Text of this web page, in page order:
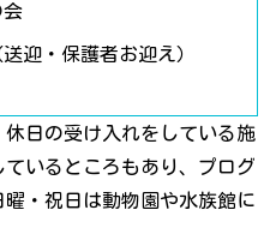
会
迎・保護者お迎え）
日の受け入れをしている施
いるところもあり、プログ
・祝日は動物園や水族館に